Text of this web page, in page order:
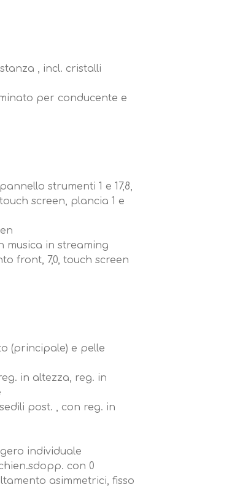
, incl. cristalli
per conducente e
strumenti 1 e 17,8,
screen, plancia 1 e
musica in streaming
front, 7,0, touch screen
(principale) e pelle
in altezza, reg. in
post. , con reg. in
individuale
con 0
asimmetrici, fisso